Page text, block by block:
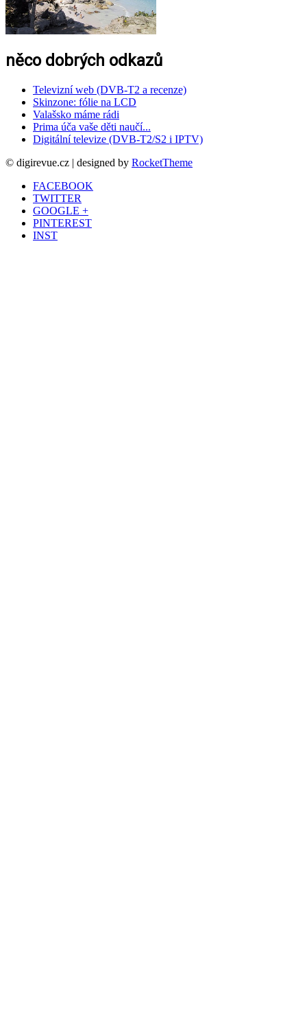
něco dobrých odkazů
Televizní web (DVB-T2 a recenze)
Skinzone: fólie na LCD
Valašsko máme rádi
Prima úča vaše děti naučí...
Digitální televize (DVB-T2/S2 i IPTV)
© digirevue.cz | designed by RocketTheme
FACEBOOK
TWITTER
GOOGLE +
PINTEREST
INST